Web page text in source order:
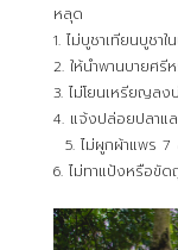
หลุด
1. ไม่บูชาเทียนบูชาใ
2. ให้นำพานบายศรี
3. ไม่โยนเหรียญล
4. แจ้งปล่อยปลาแ
5. ไม่ผูกผ้าแพร 7
6. ไม่ทาแป้งหรือขัด